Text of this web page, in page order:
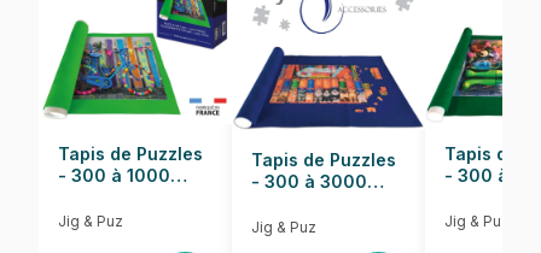
Dimensions 60 x 60 cm
Tapis de Puzzles
- 300 à 1000
Jig & Puz
Tapis de Puzzles
- 300 à 3000
Jig & Puz
Tapis de
- 300 à
Jig & Puz